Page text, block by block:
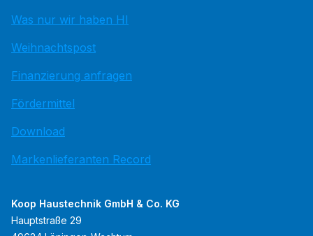
Was nur wir haben HI
Weihnachtspost
Finanzierung anfragen
Fördermittel
Download
Markenlieferanten Record
Koop Haustechnik GmbH & Co. KG
Hauptstraße 29